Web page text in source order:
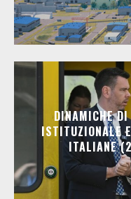
DINAMICHE
ISTITUZIONALE
ITALIANE